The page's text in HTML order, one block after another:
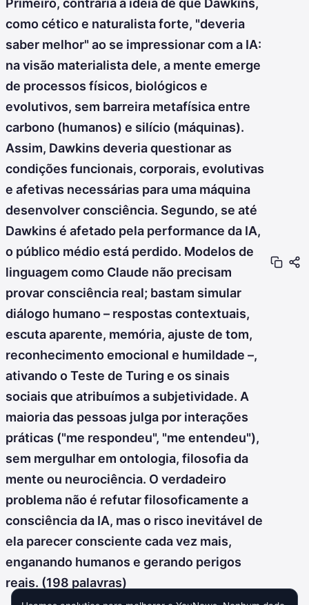
Primeiro, contraria a ideia de que Dawkins,
como cético e naturalista forte, "deveria
saber melhor" ao se impressionar com a IA:
na visão materialista dele, a mente emerge
de processos físicos, biológicos e
evolutivos, sem barreira metafísica entre
carbono (humanos) e silício (máquinas).
Assim, Dawkins deveria questionar as
condições funcionais, corporais, evolutivas
e afetivas necessárias para uma máquina
desenvolver consciência. Segundo, se até
Dawkins é afetado pela performance da IA,
o público médio está perdido. Modelos de
linguagem como Claude não precisam
provar consciência real; bastam simular
diálogo humano – respostas contextuais,
escuta aparente, memória, ajuste de tom,
reconhecimento emocional e humildade –,
ativando o Teste de Turing e os sinais
sociais que atribuímos a subjetividade. A
maioria das pessoas julga por interações
práticas ("me respondeu", "me entendeu"),
sem mergulhar em ontologia, filosofia da
mente ou neurociência. O verdadeiro
problema não é refutar filosoficamente a
consciência da IA, mas o risco inevitável de
ela parecer consciente cada vez mais,
enganando humanos e gerando perigos
reais. (198 palavras)